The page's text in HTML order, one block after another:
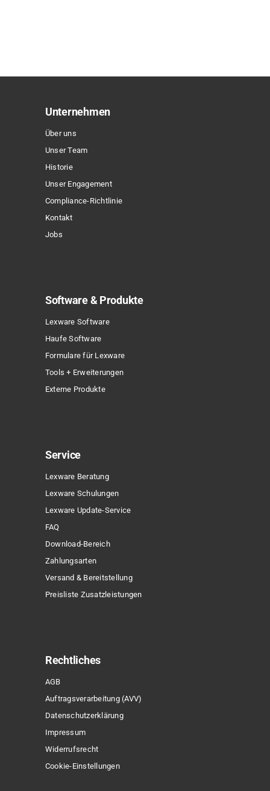
auf.
Optionen
gewählt
Unternehmen
Über uns
Unser Team
Historie
Unser Engagement
Compliance-Richtlinie
Kontakt
Jobs
Software & Produkte
Lexware Software
Haufe Software
Formulare für Lexware
Tools + Erweiterungen
Externe Produkte
Service
Lexware Beratung
Lexware Schulungen
Lexware Update-Service
FAQ
Download-Bereich
Zahlungsarten
Versand & Bereitstellung
Preisliste Zusatzleistungen
Rechtliches
AGB
Auftragsverarbeitung (AVV)
Datenschutzerklärung
Impressum
Widerrufsrecht
Cookie-Einstellungen